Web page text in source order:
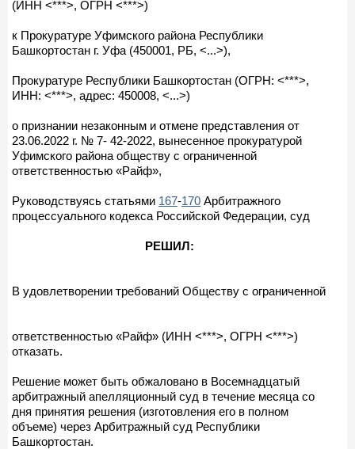
(ИНН <***>, ОГРН <***>)
к Прокуратуре Уфимского района Республики
Башкортостан г. Уфа (450001, РБ, <...>),
Прокуратуре Республики Башкортостан (ОГРН: <***>,
ИНН: <***>, адрес: 450008, <...>)
о признании незаконным и отмене представления от
23.06.2022 г. № 7- 42-2022, вынесенное прокуратурой
Уфимского района обществу с ограниченной
ответственностью «Райф»,
Руководствуясь статьями 167-170 Арбитражного
процессуального кодекса Российской Федерации, суд
РЕШИЛ:
В удовлетворении требований Обществу с ограниченной
ответственностью «Райф» (ИНН <***>, ОГРН <***>)
отказать.
Решение может быть обжаловано в Восемнадцатый
арбитражный апелляционный суд в течение месяца со
дня принятия решения (изготовления его в полном
объеме) через Арбитражный суд Республики
Башкортостан.